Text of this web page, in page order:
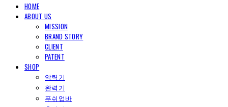
HOME
ABOUT US
MISSION
BRAND STORY
CLIENT
PATENT
SHOP
악력기
완력기
푸쉬업바